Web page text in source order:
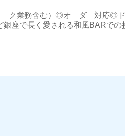
ク業務含む）◎オーダー対応◎
で長く愛される和風BARでの